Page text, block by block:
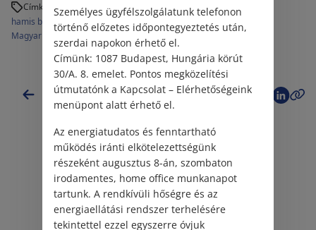
Címkék:
hamis bankjegy hamis pénzhamis pénzzel fizetés
kisvállalkozó
Magyar Nemzeti Bank
pénzhamisítás
Vissza a hírekhez
Kapcsolódó jogi hírek
Személyes ügyfélszolgálatunk telefonon
történő előzetes időpontegyeztetés után,
szerdai napokon érhető el.
Címünk: 1087 Budapest, Hungária körút
30/A. 8. emelet. Pontos megközelítési
útmutatónk a Kapcsolat – Elérhetőségeink
menüpont alatt érhető el.
Az energiatudatos és fenntartható
működés iránti elkötelezettségünk
részeként augusztus 8-án, szombaton
irodamentes, home office munkanapot
tartunk. A rendkívüli hőségre és az
energiaellátási rendszer terhelésére
tekintettel ezzel egyszerre óvjuk